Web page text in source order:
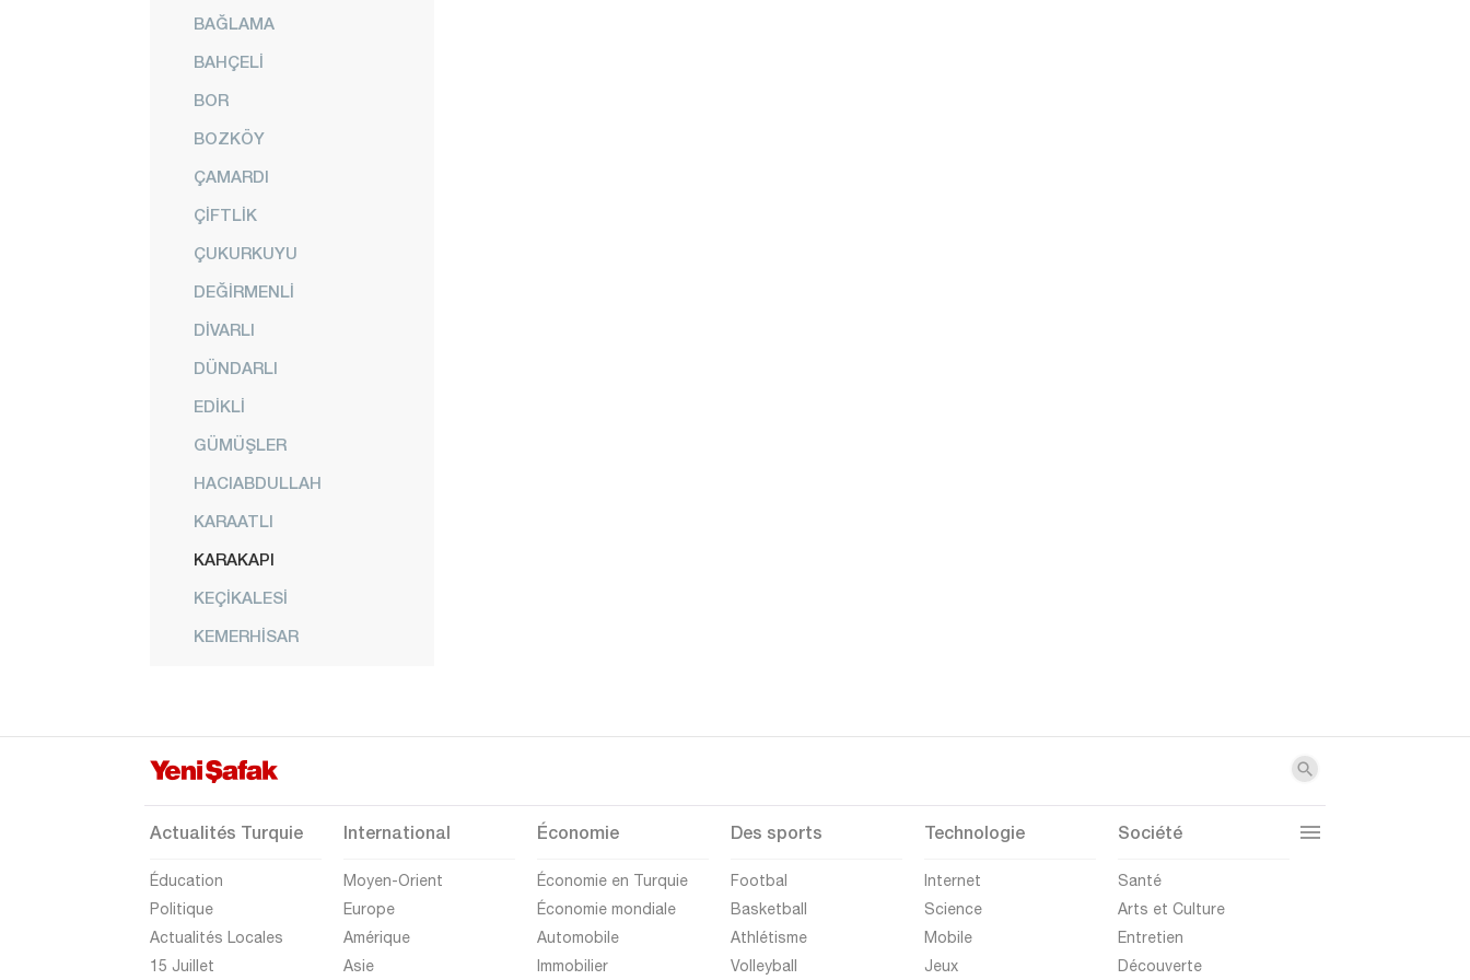
BAĞLAMA
BAHÇELİ
BOR
BOZKÖY
ÇAMARDI
ÇİFTLİK
ÇUKURKUYU
DEĞİRMENLİ
DİVARLI
DÜNDARLI
EDİKLİ
GÜMÜŞLER
HACIABDULLAH
KARAATLI
KARAKAPI
KEÇİKALESİ
KEMERHİSAR
ORHANLI
SAZLICA
YEŞİLGÖLCÜK
YILDIZTEPE
Actualités Turquie
Éducation
Politique
Actualités Locales
15 Juillet
International
Moyen-Orient
Europe
Amérique
Asie
Économie
Économie en Turquie
Économie mondiale
Automobile
Immobilier
Des sports
Footbal
Basketball
Athlétisme
Volleyball
Technologie
Internet
Science
Mobile
Jeux
Société
Santé
Arts et Culture
Entretien
Découverte